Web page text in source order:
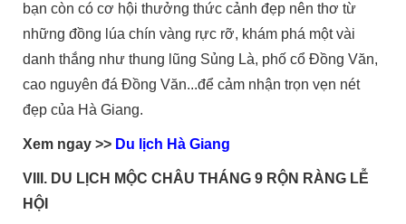
bạn còn có cơ hội thưởng thức cảnh đẹp nên thơ từ
những đồng lúa chín vàng rực rỡ, khám phá một vài
danh thắng như thung lũng Sủng Là, phố cổ Đồng Văn,
cao nguyên đá Đồng Văn...để cảm nhận trọn vẹn nét
đẹp của Hà Giang.
Xem ngay >> Du lịch Hà Giang
VIII. DU LỊCH MỘC CHÂU THÁNG 9 RỘN RÀNG LỄ
HỘI